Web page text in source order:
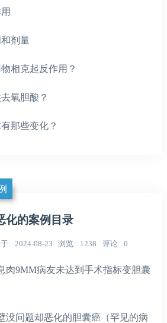
剂量
相克起反作用？
氧胆酸？
那些变化？
化的案例目录
2024-08-23 浏览 1238 评论 0
肉9MM病友未达到手术指标变胆囊
没问题却恶化的胆囊癌（罕见的病